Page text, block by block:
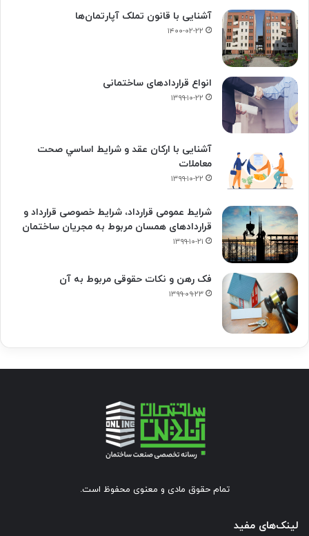
آشنایی با قانون تملک آپارتمان‌ها
۱۴۰۰-۰۲-۲۲
انواع قراردادهای ساختمانی
۱۳۹۹-۱۰-۲۲
آشنایی با ارکان عقد و شرايط اساسي صحت
معاملات
۱۳۹۹-۱۰-۲۲
شرایط عمومی قرارداد، شرایط خصوصی قرارداد و
قراردادهای همسان مربوط به مجریان ساختمان
۱۳۹۹-۱۰-۲۱
فک‌ رهن و نکات حقوقی مربوط به آن
۱۳۹۹-۰۹-۲۳
تمام حقوق مادی و معنوی محفوظ است.
لینک‌های مفید